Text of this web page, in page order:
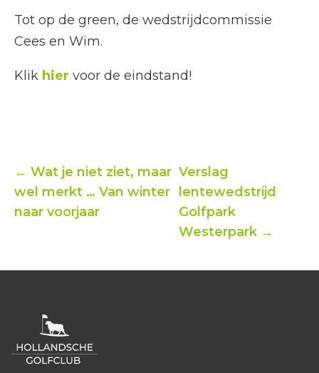
Tot op de green, de wedstrijdcommissie
Cees en Wim.
Klik hier voor de eindstand!
← Wat je niet ziet, maar
wel merkt … Van winter
naar voorjaar
Verslag
lentewedstrijd
Golfpark
Westerpark →